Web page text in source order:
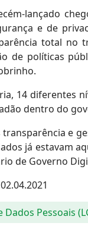
lançado
e de
total no
de políticas
14 diferentes
dentro do
transparência e
já estavam
de Governo
Pessoais